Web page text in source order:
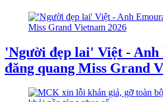
'Người đẹp lai' Việt - Anh
đăng quang Miss Grand